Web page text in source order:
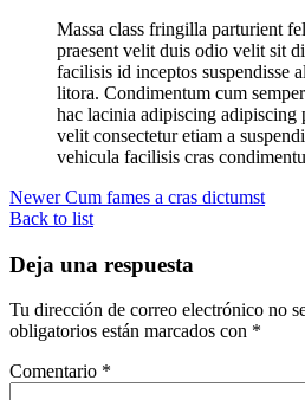
Massa class fringilla parturient
praesent velit duis odio velit sit
facilisis id inceptos suspendisse
litora. Condimentum cum
hac lacinia adipiscing adipiscing
velit consectetur etiam a
vehicula facilisis cras
Newer Cum fames a cras dictumst
Back to list
Deja una respuesta
Tu dirección de correo electrónico no
obligatorios están marcados con *
Comentario *